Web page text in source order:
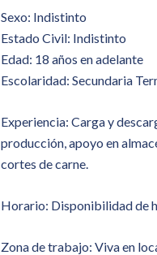
Sexo: Indistinto
Estado Civil: Indistinto
Edad: 18 años en adelante
Escolaridad: Secundaria
Experiencia: Carga y
producción, apoyo en
cortes de carne.
Horario: Disponibilidad de
Zona de trabajo: Viva en